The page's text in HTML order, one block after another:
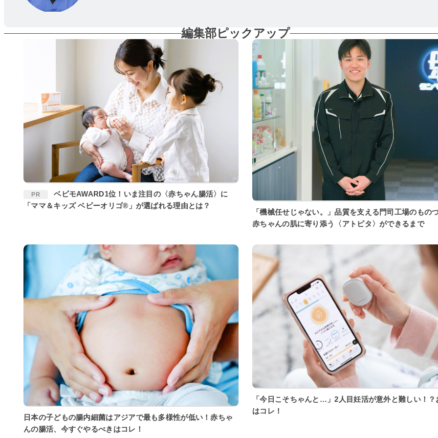
編集部ピックアップ
PR
ベビモAWARD1位！いま注目の〈赤ちゃん腸活〉に
「ママ＆キッズ ベビーオリゴ®」が選ばれる理由とは？
「機械任せじゃない。」品質を支える門司工場のもの
赤ちゃんの肌に寄り添う〈アトピタ〉ができるまで
日本の子どもの腸内細菌はアジアで最も多様性が低い！赤ちゃ
んの腸活、今すぐやるべきはコレ！
「今日こそちゃんと…」2人目妊活が意外と難しい！？
はコレ！